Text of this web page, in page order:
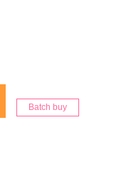
Batch buy